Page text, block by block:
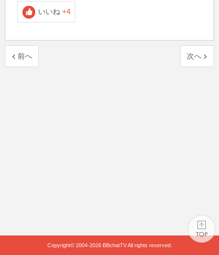
いいね +4
前へ 次へ
Copyright© 2004-2026 BBchatTVAll rights reserved.